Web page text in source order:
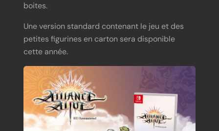
boites.
Une version standard contenant le jeu et des
petites figurines en carton sera disponible
cette année.